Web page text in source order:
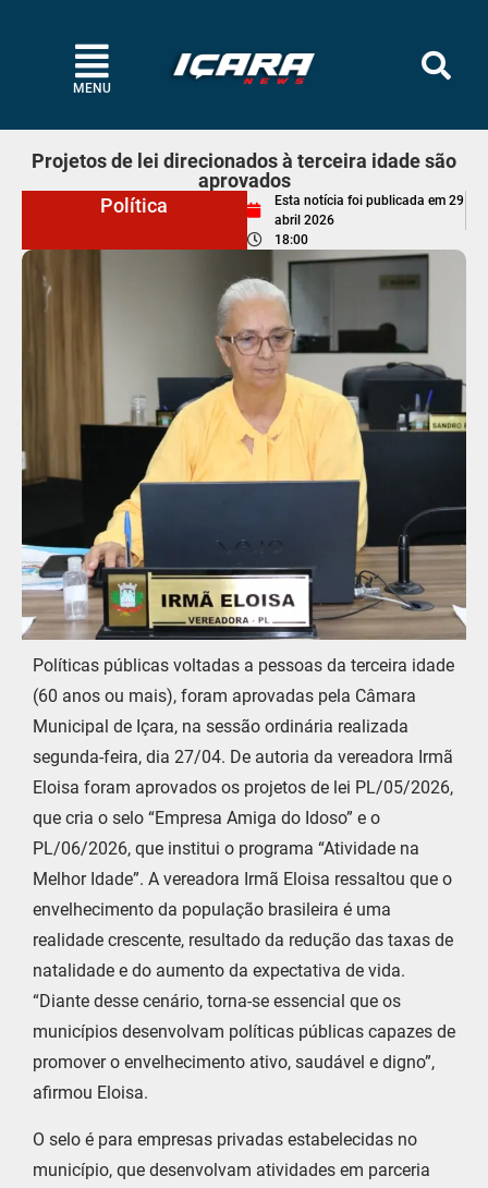
MENU
Projetos de lei direcionados à terceira idade são
aprovados
Política
Esta notícia foi publicada em 29
abril 2026
18:00
Políticas públicas voltadas a pessoas da terceira idade
(60 anos ou mais), foram aprovadas pela Câmara
Municipal de Içara, na sessão ordinária realizada
segunda-feira, dia 27/04. De autoria da vereadora Irmã
Eloisa foram aprovados os projetos de lei PL/05/2026,
que cria o selo “Empresa Amiga do Idoso” e o
PL/06/2026, que institui o programa “Atividade na
Melhor Idade”. A vereadora Irmã Eloisa ressaltou que o
envelhecimento da população brasileira é uma
realidade crescente, resultado da redução das taxas de
natalidade e do aumento da expectativa de vida.
“Diante desse cenário, torna-se essencial que os
municípios desenvolvam políticas públicas capazes de
promover o envelhecimento ativo, saudável e digno”,
afirmou Eloisa.
O selo é para empresas privadas estabelecidas no
município, que desenvolvam atividades em parceria